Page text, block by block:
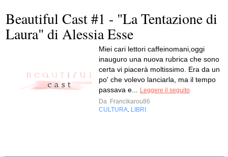
Beautiful Cast #1 - "La Tentazione di
Laura" di Alessia Esse
Miei cari lettori caffeinomani,oggi
inauguro una nuova rubrica che sono
certa vi piacerà moltissimo. Era da un
po' che volevo lanciarla, ma il tempo
passava e... Leggere il seguito
Da Francikarou86
CULTURA, LIBRI